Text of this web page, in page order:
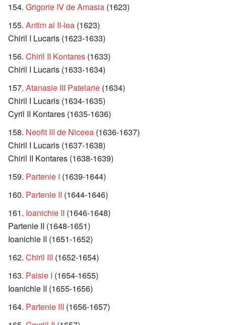
Grigorie IV de Amasia (1623)
Antim al II-lea (1623)
Chiril I Lucaris (1623-1633)
Chiril II Kontares (1633)
Chiril I Lucaris (1633-1634)
Atanasie III Patelarie (1634)
Chiril I Lucaris (1634-1635)
Cyril II Kontares (1635-1636)
Neofit III de Niceea (1636-1637)
Chiril I Lucaris (1637-1638)
Chiril II Kontares (1638-1639)
Partenie I (1639-1644)
Partenie II (1644-1646)
Ioanichie II (1646-1648)
Partenie II (1648-1651)
Ioanichie II (1651-1652)
Chiril III (1652-1654)
Paisie I (1654-1655)
Ioanichie II (1655-1656)
Partenie III (1656-1657)